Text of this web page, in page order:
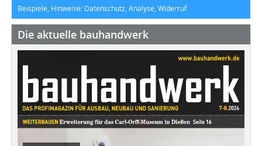
Beispiele, Hinweise: Datenschutz, Analyse, Widerruf
Die aktuelle bauhandwerk